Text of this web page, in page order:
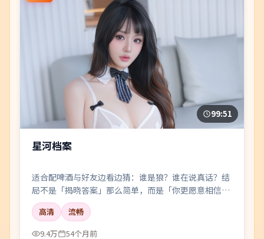
99:51
星河档案
适合配啤酒与好友边看边猜：谁是狼？谁在说真话？结
局不是「揭晓答案」那么简单，而是「你更愿意相信
谁」。
高清
流畅
9.4万
54个月前